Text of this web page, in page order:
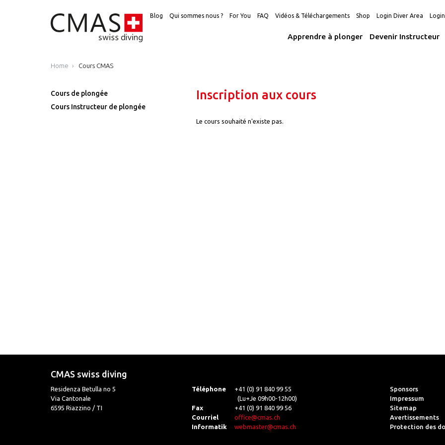
Blog Qui sommes nous ? For You FAQ Vidéos & Téléchargements Shop Login Diver Area
Apprendre à plonger Devenir Instructeur
Home Cours CMAS
Cours de plongée
Cours Instructeur de plongée
Inscription aux cours
Le cours souhaité n'existe pas.
CMAS swiss diving
Residenza Betulla no 5
Via Cantonale
6595 Riazzino / TI
Téléphone
+41 (0) 91 840 99 55
(Lu+Je 09h00-12h00)
Fax
+41 (0) 91 840 99 56
Courriel
office@cmas.ch
Informatik
webmaster@cmas.ch
Sponsors
Impressum
Sitemap
Avertissements
Protection des